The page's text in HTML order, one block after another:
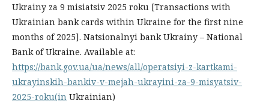
Ukrainy za 9 misiatsiv 2025 roku [Transactions with
Ukrainian bank cards within Ukraine for the first nine
months of 2025]. Natsionalnyi bank Ukrainy – National
Bank of Ukraine. Available at:
https://bank.gov.ua/ua/news/all/operatsiyi-z-kartkami-
ukrayinskih-bankiv-v-mejah-ukrayini-za-9-misyatsiv-
2025-roku(in Ukrainian)